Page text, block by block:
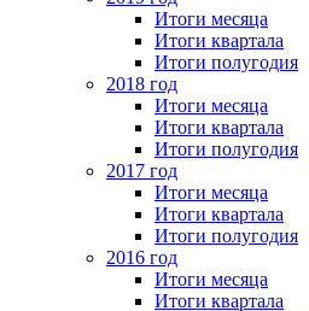
Итоги месяца
Итоги квартала
Итоги полугодия
2018 год
Итоги месяца
Итоги квартала
Итоги полугодия
2017 год
Итоги месяца
Итоги квартала
Итоги полугодия
2016 год
Итоги месяца
Итоги квартала